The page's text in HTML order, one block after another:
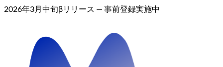
2026年3月中旬βリリース — 事前登録実施中